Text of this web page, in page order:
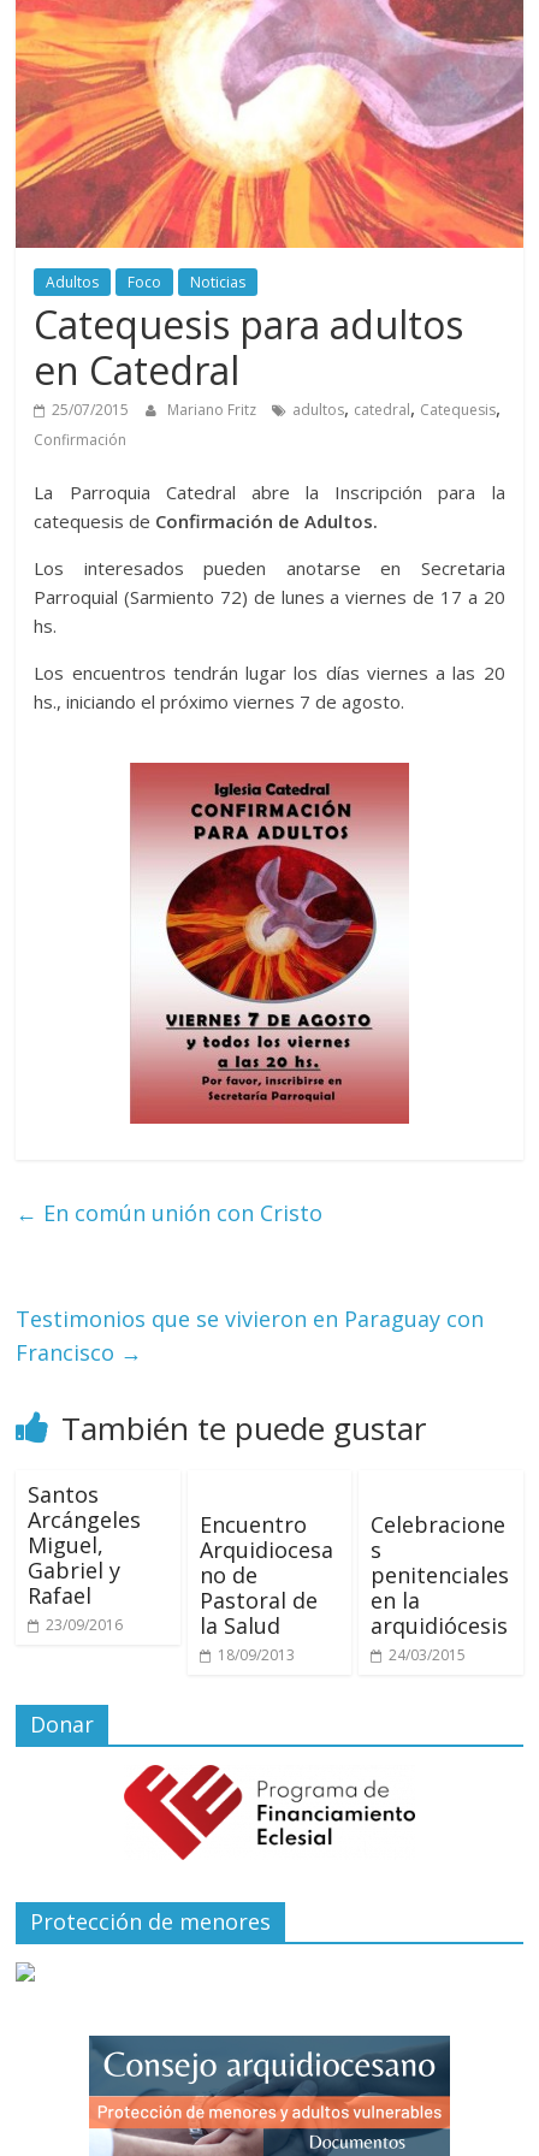
Adultos Foco Noticias
Catequesis para adultos
en Catedral
25/07/2015 Mariano Fritz adultos, catedral, Catequesis,
Confirmación
La Parroquia Catedral abre la Inscripción para la
catequesis de Confirmación de Adultos.
Los interesados pueden anotarse en Secretaria
Parroquial (Sarmiento 72) de lunes a viernes de 17 a 20
hs.
Los encuentros tendrán lugar los días viernes a las 20
hs., iniciando el próximo viernes 7 de agosto.
← En común unión con Cristo
Testimonios que se vivieron en Paraguay con
Francisco →
También te puede gustar
Santos
Arcángeles
Miguel,
Gabriel y
Rafael
23/09/2016
Encuentro
Arquidiocesa
no de
Pastoral de
la Salud
18/09/2013
Celebracione
s
penitenciales
en la
arquidiócesis
24/03/2015
Donar
Protección de menores